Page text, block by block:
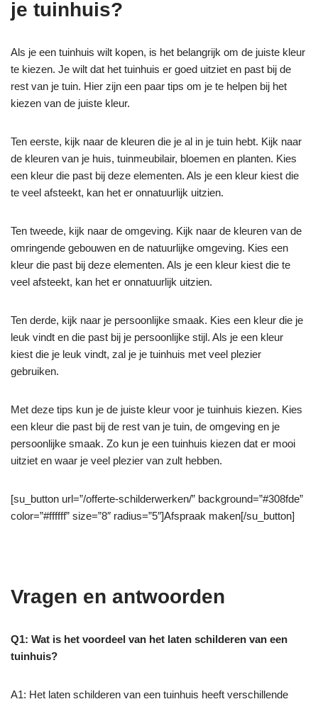
je tuinhuis?
Als je een tuinhuis wilt kopen, is het belangrijk om de juiste kleur
te kiezen. Je wilt dat het tuinhuis er goed uitziet en past bij de
rest van je tuin. Hier zijn een paar tips om je te helpen bij het
kiezen van de juiste kleur.
Ten eerste, kijk naar de kleuren die je al in je tuin hebt. Kijk naar
de kleuren van je huis, tuinmeubilair, bloemen en planten. Kies
een kleur die past bij deze elementen. Als je een kleur kiest die
te veel afsteekt, kan het er onnatuurlijk uitzien.
Ten tweede, kijk naar de omgeving. Kijk naar de kleuren van de
omringende gebouwen en de natuurlijke omgeving. Kies een
kleur die past bij deze elementen. Als je een kleur kiest die te
veel afsteekt, kan het er onnatuurlijk uitzien.
Ten derde, kijk naar je persoonlijke smaak. Kies een kleur die je
leuk vindt en die past bij je persoonlijke stijl. Als je een kleur
kiest die je leuk vindt, zal je je tuinhuis met veel plezier
gebruiken.
Met deze tips kun je de juiste kleur voor je tuinhuis kiezen. Kies
een kleur die past bij de rest van je tuin, de omgeving en je
persoonlijke smaak. Zo kun je een tuinhuis kiezen dat er mooi
uitziet en waar je veel plezier van zult hebben.
[su_button url=”/offerte-schilderwerken/” background=”#308fde”
color=”#ffffff” size=”8″ radius=”5″]Afspraak maken[/su_button]
Vragen en antwoorden
Q1: Wat is het voordeel van het laten schilderen van een
tuinhuis?
A1: Het laten schilderen van een tuinhuis heeft verschillende